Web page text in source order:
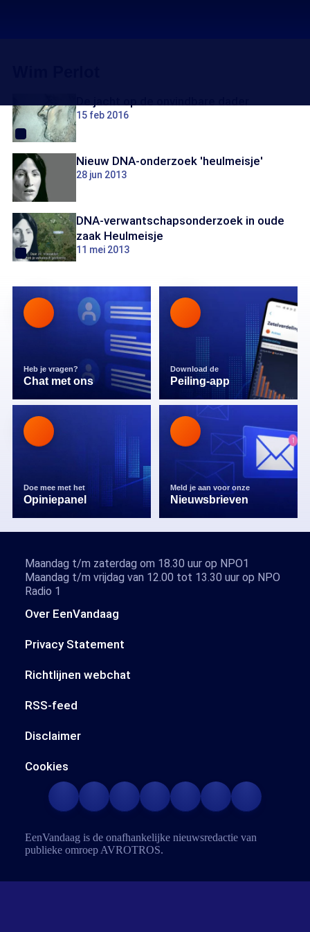
15 feb 2016
Nieuw DNA-onderzoek 'heulmeisje'
28 jun 2013
DNA-verwantschapsonderzoek in oude
zaak Heulmeisje
11 mei 2013
Heb je vragen?
Chat met ons
Download de
Peiling-app
Doe mee met het
Opiniepanel
Meld je aan voor onze
Nieuwsbrieven
Over EenVandaag
Privacy Statement
Richtlijnen webchat
RSS-feed
Disclaimer
Cookies
Maandag t/m zaterdag om 18.30 uur op NPO1
Maandag t/m vrijdag van 12.00 tot 13.30 uur op NPO
Radio 1
EenVandaag is de onafhankelijke nieuwsredactie van
publieke omroep AVROTROS.